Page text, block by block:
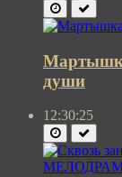
души
12:30:25